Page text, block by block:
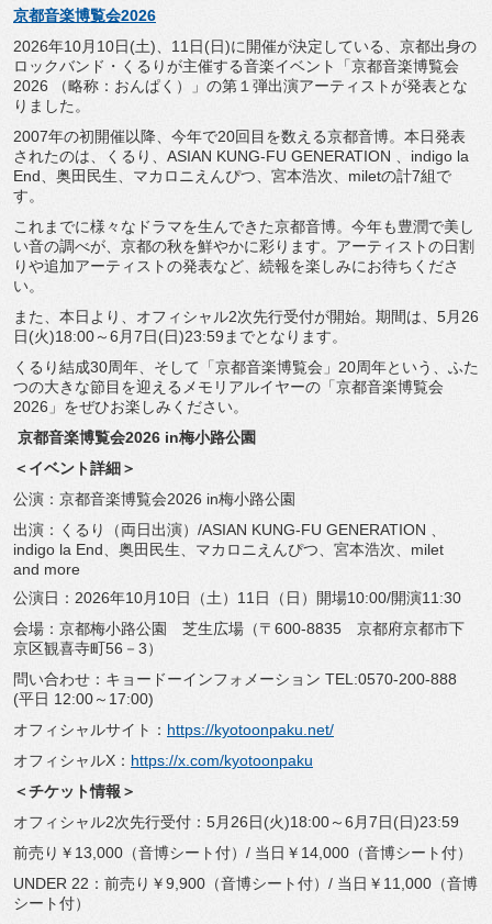
京都音楽博覧会2026
2026年10月10日(土)、11日(日)に開催が決定している、京都出身の
ロックバンド・ くるりが主催する音楽イベント「京都音楽博覧会
2026 （略称：おんぱく）」 の第１弾出演アーティストが発表とな
りました。
2007年の初開催以降、今年で20回目を数える京都音博。 本日発表
されたのは、くるり、ASIAN KUNG-FU GENERATION 、indigo la
End、奥田民生、マカロニえんぴつ、宮本浩次、 miletの計7組で
す。
これまでに様々なドラマを生んできた京都音博。 今年も豊潤で美し
い音の調べが、京都の秋を鮮やかに彩ります。 アーティストの日割
りや追加アーティストの発表など、 続報を楽しみにお待ちくださ
い。
また、本日より、オフィシャル2次先行受付が開始。期間は、 5月26
日(火)18:00～6月7日(日)23:59までとなります。
くるり結成30周年、そして「京都音楽博覧会」20周年という、 ふた
つの大きな節目を迎えるメモリアルイヤーの「京都音楽博覧会
2026」をぜひお楽しみください。
京都音楽博覧会2026 in梅小路公園
＜イベント詳細＞
公演：京都音楽博覧会2026 in梅小路公園
出演：くるり（両日出演）/ASIAN KUNG-FU GENERATION 、
indigo la End、奥田民生、マカロニえんぴつ、宮本浩次、milet
and more
公演日：2026年10月10日（土）11日（日）開場10:00/開演11:30
会場：京都梅小路公園 芝生広場（〒600-8835 京都府京都市下
京区観喜寺町56－3）
問い合わせ：キョードーインフォメーション TEL:0570-200-888
(平日 12:00～17:00)
オフィシャルサイト： https://kyotoonpaku. net/
オフィシャルX： https://x.com/kyotoonpaku
＜チケット情報＞
オフィシャル2次先行受付：5月26日(火)18:00～6月7日(日)23:59
前売り￥13,000（音博シート付）/ 当日￥14,000（音博シート付）
UNDER 22：前売り￥9,900（音博シート付）/ 当日￥11,000（音博
シート付）